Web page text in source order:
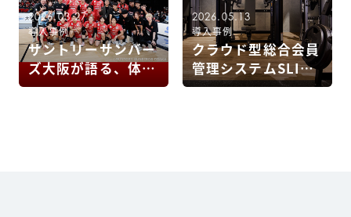
2026.03.27
導入事例
サントリーサンバー
ズ大阪が語る、体組
成計を活用したコン
2026.05.13
導入事例
クラウド型総合会員
管理システムSLIM
と連携。【グランフ